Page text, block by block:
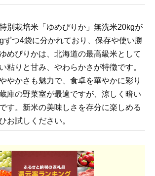
別栽培米「ゆめぴりか」無洗米20kgが
ずつ4袋に分かれており、保存や使い勝
めぴりかは、北海道の最高級米として
粘りと甘み、やわらかさが特徴です。
やかさも魅力で、食卓を華やかに彩り
庫の野菜室が最適ですが、涼しく暗い
す。新米の美味しさを存分に楽しめる
お試しください。